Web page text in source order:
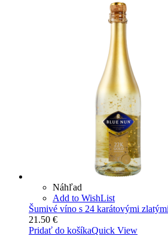
Náhľad
Add to WishList
Šumivé víno s 24 karátovými
21.50 €
Pridať do košíkaQuick View